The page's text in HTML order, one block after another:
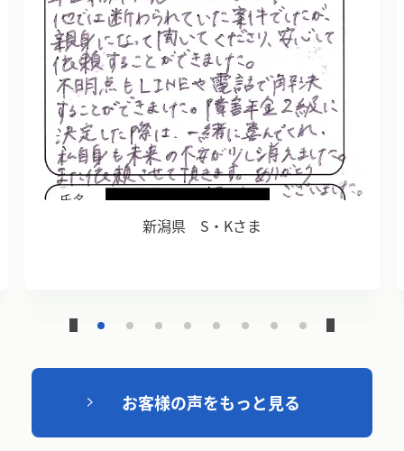
新潟県 S・Kさま
お客様の声をもっと見る